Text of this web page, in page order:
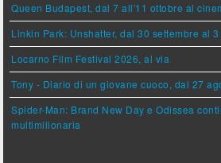
Queen Budapest, dal 7 all'11 ottobre al
Linkin Park: Unshatter, dal 30 settembre al
Locarno Film Festival 2026, al via
Tony - Diario di un giovane cuoco, dal 27
Spider-Man: Brand New Day e Odissea
multimilionaria